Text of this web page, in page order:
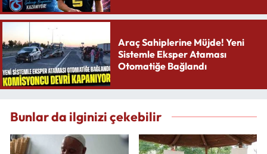
Araç Sahiplerine Müjde! Yeni
Sistemle Eksper Ataması
Otomatiğe Bağlandı
Bunlar da ilginizi çekebilir